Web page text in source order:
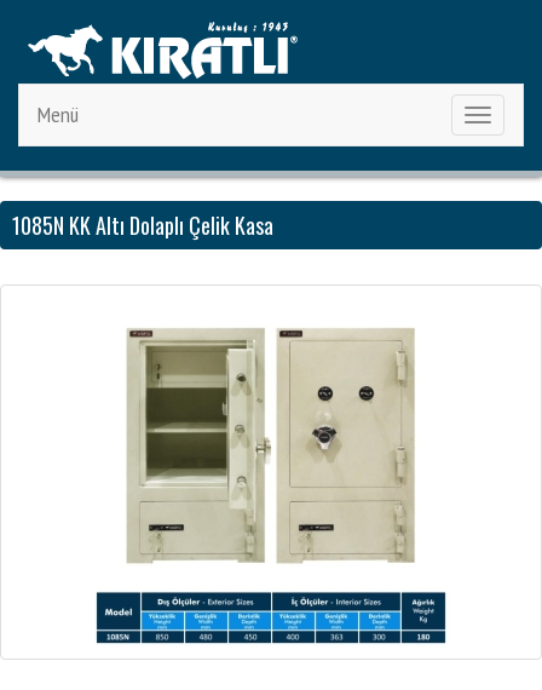
Toggle
navigation
Menü
1085N KK Altı Dolaplı Çelik Kasa